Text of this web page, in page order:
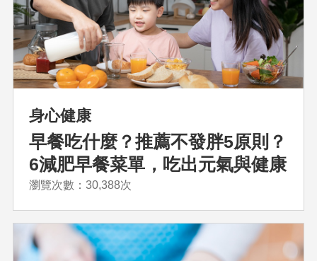
身心健康
早餐吃什麼？推薦不發胖5原則？
6減肥早餐菜單，吃出元氣與健康
瀏覽次數：30,388次